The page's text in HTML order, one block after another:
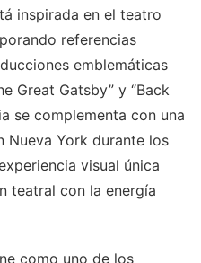
inspirada en el teatro
referencias
emblemáticas
Great Gatsby” y “Back
se complementa con una
Nueva York durante los
visual única
teatral con la energía
como uno de los